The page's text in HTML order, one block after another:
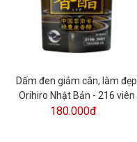
Dấm đen giảm cân, làm đẹp
Orihiro Nhật Bản - 216 viên
180.000đ